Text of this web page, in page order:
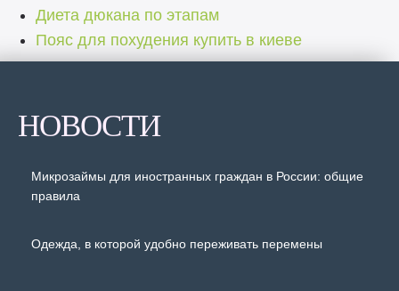
Диета дюкана по этапам
Пояс для похудения купить в киеве
НОВОСТИ
Микрозаймы для иностранных граждан в России: общие
правила
Одежда, в которой удобно переживать перемены